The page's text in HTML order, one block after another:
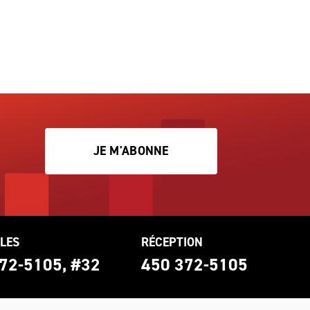
JE M'ABONNE
5105, #32
RÉCEPTION
450 372-5105